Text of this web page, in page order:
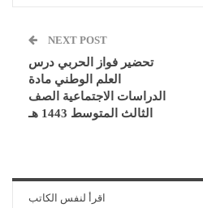
NEXT POST
تحضير فواز الحربي درس
العلم الوطني مادة
الدراسات الاجتماعية الصف
الثالث المتوسط 1443 هـ
اقرأ لنفس الكاتب